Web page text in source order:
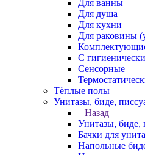
Для ванны
Для душа
Для кухни
Для раковины
С
Сенсорные
Тёплые полы
Унитазы, биде,
Назад
Унитазы, биде,
Бачки для
Напольные